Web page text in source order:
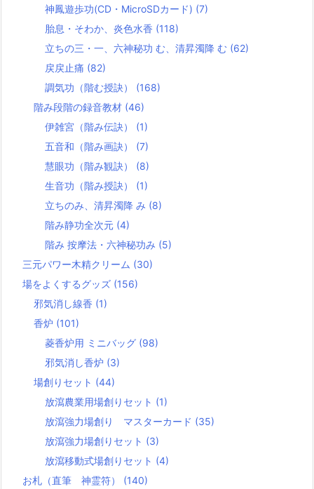
神鳳遊歩功(CD・MicroSDカード) (7)
胎息・そわか、炎色水香 (118)
立ちの三・一、六神秘功 む、清昇濁降 む (62)
戻戻止痛 (82)
調気功（階む授訣） (168)
階み段階の録音教材 (46)
伊雑宮（階み伝訣） (1)
五音和（階み画訣） (7)
慧眼功（階み観訣） (8)
生音功（階み授訣） (1)
立ちのみ、清昇濁降 み (8)
階み静功全次元 (4)
階み 按摩法・六神秘功み (5)
三元パワー木精クリーム (30)
場をよくするグッズ (156)
邪気消し線香 (1)
香炉 (101)
菱香炉用 ミニバッグ (98)
邪気消し香炉 (3)
場創りセット (44)
放瀉農業用場創りセット (1)
放瀉強力場創り マスターカード (35)
放瀉強力場創りセット (3)
放瀉移動式場創りセット (4)
お札（直筆 神霊符） (140)